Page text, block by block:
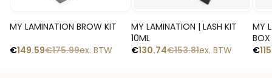
MY LAMINATION BROW KIT
€175.99
€149.59 ex. BTW
MY LAMINATION | LASH KIT
10ML
€153.81
€130.74 ex. BTW
MY
BOX
€